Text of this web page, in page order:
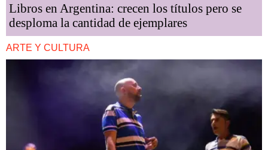
Libros en Argentina: crecen los títulos pero se
desploma la cantidad de ejemplares
ARTE Y CULTURA